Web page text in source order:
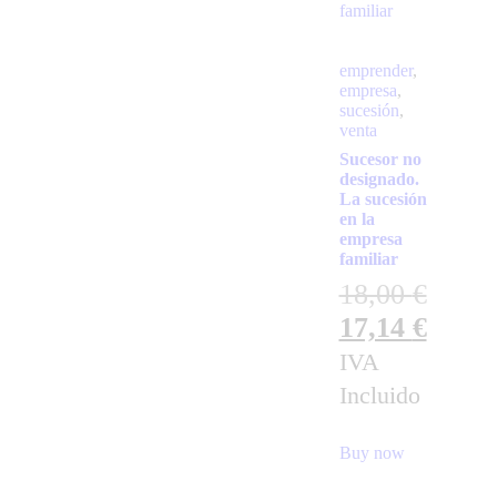
emprender,
empresa,
sucesión,
venta
Sucesor no
designado.
La sucesión
en la
empresa
familiar
18,00€
17,14 €
IVA
Incluido
Buy now